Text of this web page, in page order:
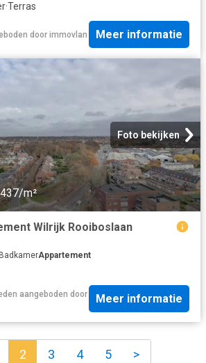
·Terras
door immovlan Meer informatie
Foto bekijken
m²
Wilrijk Rooiboslaan
BadkamerAppartement
aangeboden door
Meer informatie
2 3 4 5 >